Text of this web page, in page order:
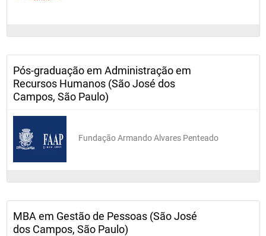
Pós-graduação em Administração em
Recursos Humanos (São José dos
Campos, São Paulo)
Fundação Armando Alvares Penteado
MBA em Gestão de Pessoas (São José
dos Campos, São Paulo)